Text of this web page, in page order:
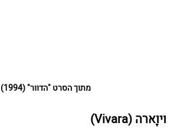
מתוך הסרט "הדוור" (1994)
ויוָארה (Vivara)